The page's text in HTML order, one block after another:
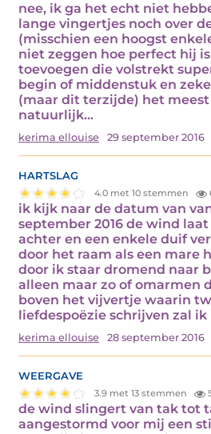
nee, ik ga het echt niet
lange vingertjes noch over
(misschien een hoogst
niet zeggen hoe perfect hij
toevoegen die volstrekt
begin of middenstuk en
(maar dit terzijde) het
natuurlijk…
kerima ellouise 29 september 2016
hartslag
4.0 met 10 stemmen
ik kijk naar de datum van
september 2016 de wind
achter en een enkele duif
door het raam als een mare
door ik staar dromend naar
alleen maar zo of omarmen
boven het vijvertje waarin
liefdespoëzie schrijven zal
kerima ellouise 28 september 2016
weergave
3.9 met 13 stemmen
de wind slingert van tak tot
aangestormd voor mij een